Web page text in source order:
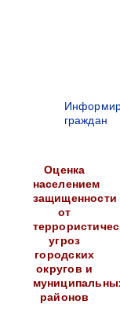
граждан
Оценка
населением
защищенности
от
угроз
городских
округов и
районов